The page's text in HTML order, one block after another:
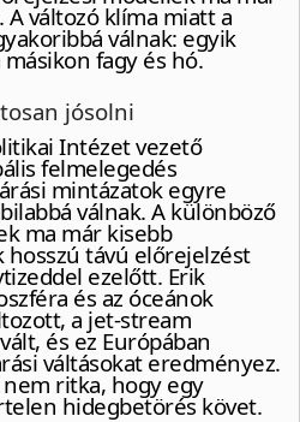
változó klíma miatt a
válnak: egyik
fagy és hó.
jósolni
Intézet vezető
felmelegedés
mintázatok egyre
válnak. A különböző
ma már kisebb
hosszú távú előrejelzést
ezelőtt. Erik
és az óceánok
a jet‑stream
és ez Európában
váltásokat eredményez.
ritka, hogy egy
hidegbetörés követ.